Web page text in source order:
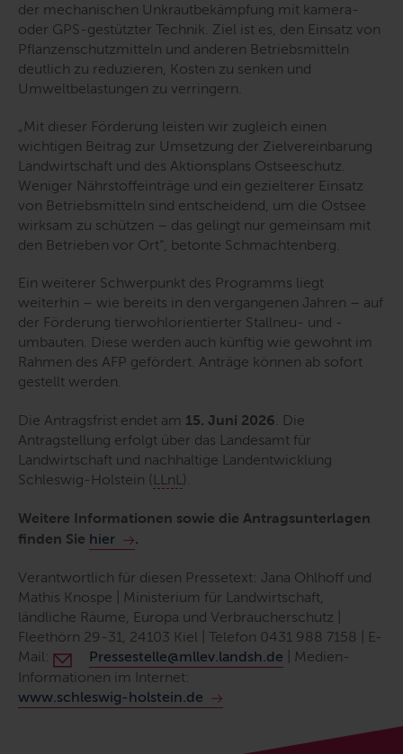
der mechanischen Unkrautbekämpfung mit kamera-
oder GPS-gestützter Technik. Ziel ist es, den Einsatz von
Pflanzenschutzmitteln und anderen Betriebsmitteln
deutlich zu reduzieren, Kosten zu senken und
Umweltbelastungen zu verringern.
„Mit dieser Förderung leisten wir zugleich einen
wichtigen Beitrag zur Umsetzung der Zielvereinbarung
Landwirtschaft und des Aktionsplans Ostseeschutz.
Weniger Nährstoffeinträge und ein gezielterer Einsatz
von Betriebsmitteln sind entscheidend, um die Ostsee
wirksam zu schützen – das gelingt nur gemeinsam mit
den Betrieben vor Ort“, betonte Schmachtenberg.
Ein weiterer Schwerpunkt des Programms liegt
weiterhin – wie bereits in den vergangenen Jahren – auf
der Förderung tierwohlorientierter Stallneu- und -
umbauten. Diese werden auch künftig wie gewohnt im
Rahmen des AFP gefördert. Anträge können ab sofort
gestellt werden.
Die Antragsfrist endet am 15. Juni 2026 . Die
Antragstellung erfolgt über das Landesamt für
Landwirtschaft und nachhaltige Landentwicklung
Schleswig-Holstein (LLnL).
Weitere Informationen sowie die Antragsunterlagen
finden Sie hier .
Verantwortlich für diesen Pressetext: Jana Ohlhoff und
Mathis Knospe | Ministerium für Landwirtschaft,
ländliche Räume, Europa und Verbraucherschutz |
Fleethörn 29-31, 24103 Kiel | Telefon 0431 988 7158 | E-
Mail:
Pressestelle@mllev.landsh.de | Medien-
Informationen im Internet:
www.schleswig-holstein.de